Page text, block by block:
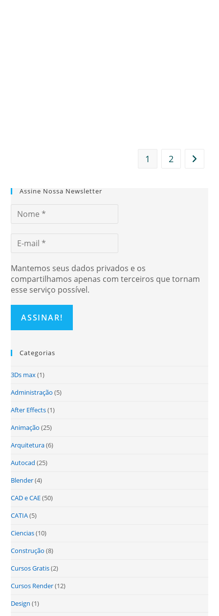
1 2 Ir para
Assine Nossa Newsletter
Mantemos seus dados privados e os
compartilhamos apenas com terceiros que tornam
esse serviço possível.
Categorias
3Ds max(1)
Administração (5)
After Effects(1)
Animação (25)
Arquitetura(6)
Autocad (25)
Blender(4)
CAD e CAE(50)
CATIA(5)
Ciencias(10)
Construção (8)
Cursos Gratis(2)
Cursos Render(12)
Design (1)